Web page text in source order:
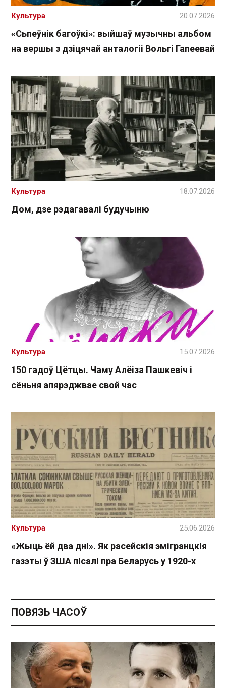
«Сьпеўнік багоўкі»: выйшаў музычны альбом
на вершы з дзіцячай анталогіі Вольгі Гапеевай
Культура 20.07.2026
Дом, дзе рэдагавалі будучыню
Культура 18.07.2026
150 гадоў Цётцы. Чаму Алёіза Пашкевіч і
сёньня апярэджвае свой час
Культура 15.07.2026
«Жыць ёй два дні». Як расейскія эмігранцкія
газэты ў ЗША пісалі пра Беларусь у 1920-х
Культура 25.06.2026
ПОВЯЗЬ ЧАСОЎ